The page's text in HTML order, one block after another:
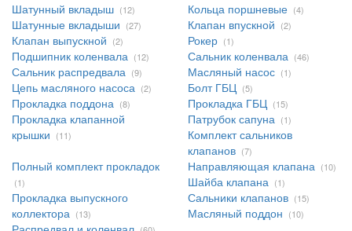
Шатунный вкладыш (12) Кольца поршневые (4)
Шатунные вкладыши (27) Клапан впускной (2)
Клапан выпускной (2) Рокер (1)
Подшипник коленвала (12) Сальник коленвала (46)
Сальник распредвала (9) Масляный насос (1)
Цепь масляного насоса (2) Болт ГБЦ (5)
Прокладка поддона (8) Прокладка ГБЦ (15)
Прокладка клапанной
крышки (11)
Патрубок сапуна (1)
Комплект сальников
клапанов (7)
Полный комплект прокладок
(1)
Направляющая клапана (10)
Шайба клапана (1)
Прокладка выпускного
коллектора (13)
Сальники клапанов (15)
Масляный поддон (10)